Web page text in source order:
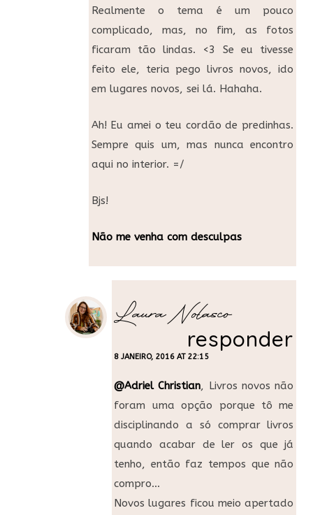
Realmente o tema é um pouco
complicado, mas, no fim, as fotos
ficaram tão lindas. <3 Se eu tivesse
feito ele, teria pego livros novos, ido
em lugares novos, sei lá. Hahaha.
Ah! Eu amei o teu cordão de predinhas.
Sempre quis um, mas nunca encontro
aqui no interior. =/
Bjs!
Não me venha com desculpas
Laura Nolasco
8 JANEIRO, 2016 AT 22:15
responder
@Adriel Christian, Livros novos não
foram uma opção porque tô me
disciplinando a só comprar livros
quando acabar de ler os que já
tenho, então faz tempos que não
compro…
Novos lugares ficou meio apertado